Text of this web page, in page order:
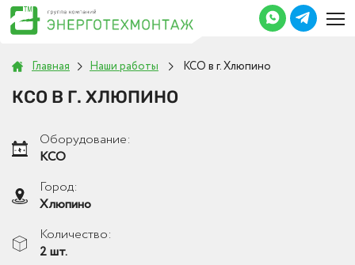
Главная Наши работы КСО в г. Хлюпино
КСО В Г. ХЛЮПИНО
Оборудование:
КСО
Город:
Хлюпино
Количество:
2 шт.